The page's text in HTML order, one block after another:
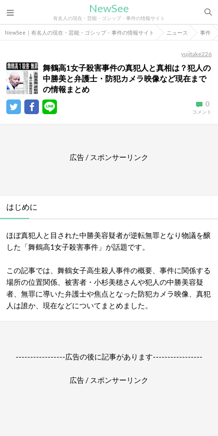
NewSee
有名人の現在・芸能・ゴシップ・事件の情報サイト
NewSee｜有名人の現在・芸能・ゴシップ・事件の情報サイト ニュース 事件
yujitake226
舞鶴高1女子殺害事件の真犯人と真相は？犯人の
中勝美と弁護士・防犯カメラ映像など現在まで
の情報まとめ
0
コメント
広告 / スポンサーリンク
はじめに
ほぼ真犯人と目された中勝美容疑者が逆転無罪となり物議を醸
した「舞鶴高1女子殺害事件 」 が話題です。
この記事では、舞鶴女子高生殺人事件の概要、事件に関係する
場所の位置関係、被害者・小杉美穂さんや犯人の中勝美容疑
者、無罪に導いた弁護士や焦点となった防犯カメラ映像、真犯
人は誰か、現在などについてまとめました。
-----------------広告の後に記事があります-----------------
広告 / スポンサーリンク